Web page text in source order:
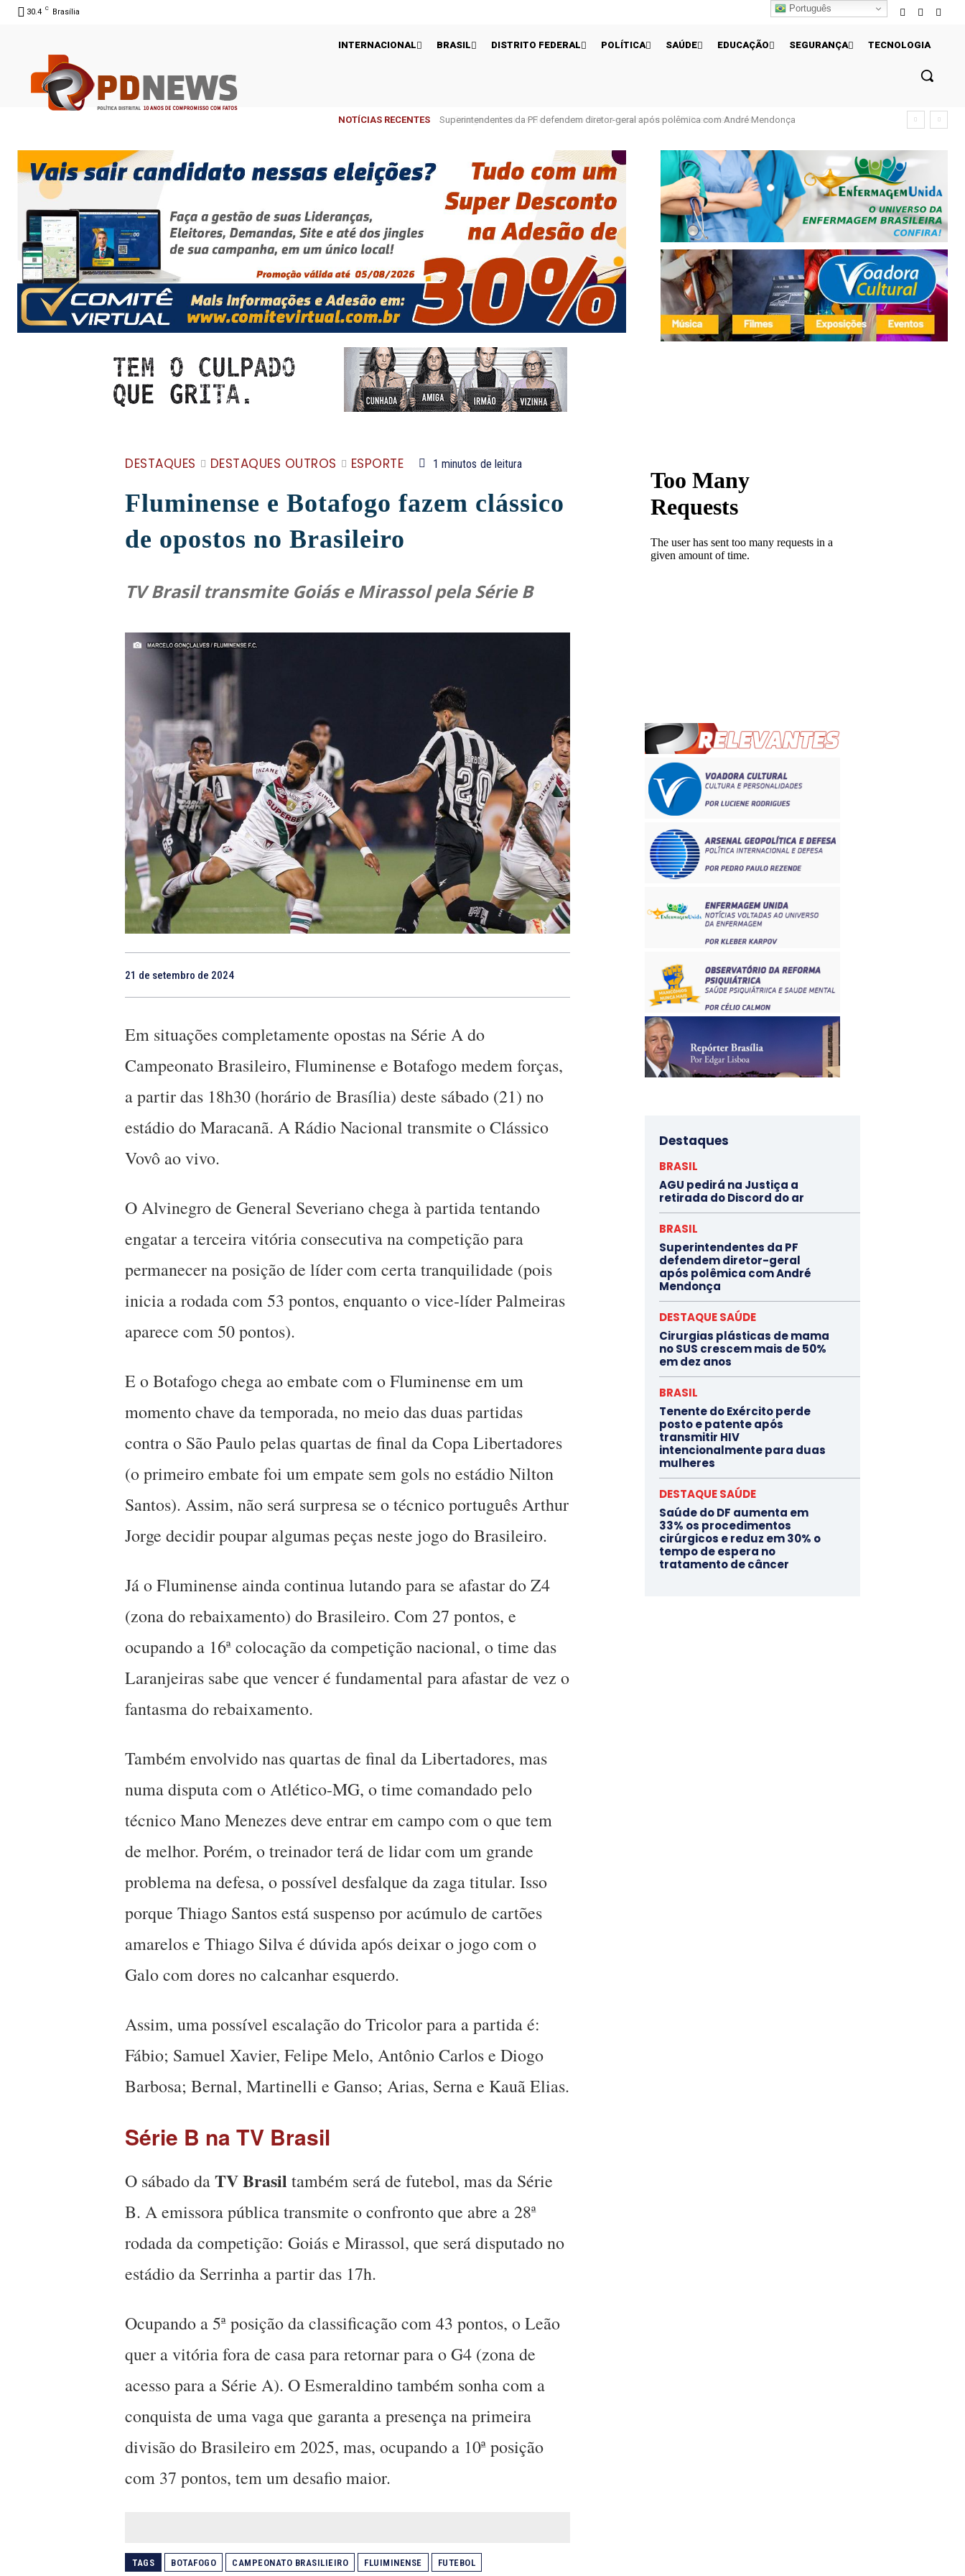
30.4 C Brasília
INTERNACIONAL BRASIL DISTRITO FEDERAL POLÍTICA SAÚDE EDUCAÇÃO SEGURANÇA TECNOLOGIA
NOTÍCIAS RECENTES Cirurgias plásticas de mama no SUS crescem mais de 50% em dez anos
DESTAQUES DESTAQUES OUTROS ESPORTE 1 minutos de leitura
Fluminense e Botafogo fazem clássico
de opostos no Brasileiro
TV Brasil transmite Goiás e Mirassol pela Série B
21 de setembro de 2024
Em situações completamente opostas na Série A do
Campeonato Brasileiro, Fluminense e Botafogo medem forças,
a partir das 18h30 (horário de Brasília) deste sábado (21) no
estádio do Maracanã. A Rádio Nacional transmite o Clássico
Vovô ao vivo.
O Alvinegro de General Severiano chega à partida tentando
engatar a terceira vitória consecutiva na competição para
permanecer na posição de líder com certa tranquilidade (pois
inicia a rodada com 53 pontos, enquanto o vice-líder Palmeiras
aparece com 50 pontos).
E o Botafogo chega ao embate com o Fluminense em um
momento chave da temporada, no meio das duas partidas
contra o São Paulo pelas quartas de final da Copa Libertadores
(o primeiro embate foi um empate sem gols no estádio Nilton
Santos). Assim, não será surpresa se o técnico português Arthur
Jorge decidir poupar algumas peças neste jogo do Brasileiro.
Já o Fluminense ainda continua lutando para se afastar do Z4
(zona do rebaixamento) do Brasileiro. Com 27 pontos, e
ocupando a 16ª colocação da competição nacional, o time das
Laranjeiras sabe que vencer é fundamental para afastar de vez o
fantasma do rebaixamento.
Também envolvido nas quartas de final da Libertadores, mas
numa disputa com o Atlético-MG, o time comandado pelo
técnico Mano Menezes deve entrar em campo com o que tem
de melhor. Porém, o treinador terá de lidar com um grande
problema na defesa, o possível desfalque da zaga titular. Isso
porque Thiago Santos está suspenso por acúmulo de cartões
amarelos e Thiago Silva é dúvida após deixar o jogo com o
Galo com dores no calcanhar esquerdo.
Assim, uma possível escalação do Tricolor para a partida é:
Fábio; Samuel Xavier, Felipe Melo, Antônio Carlos e Diogo
Barbosa; Bernal, Martinelli e Ganso; Arias, Serna e Kauã Elias.
Série B na TV Brasil
O sábado daTV Brasil também será de futebol, mas da Série
B. A emissora pública transmite o confronto que abre a 28ª
rodada da competição: Goiás e Mirassol, que será disputado no
estádio da Serrinha a partir das 17h.
Ocupando a 5ª posição da classificação com 43 pontos, o Leão
quer a vitória fora de casa para retornar para o G4 (zona de
acesso para a Série A). O Esmeraldino também sonha com a
conquista de uma vaga que garanta a presença na primeira
divisão do Brasileiro em 2025, mas, ocupando a 10ª posição
com 37 pontos, tem um desafio maior.
TAGS BOTAFOGO CAMPEONATO BRASILIEIRO FLUIMINENSE FUTEBOL
Destaques
BRASIL
AGU pedirá na Justiça a
retirada do Discord do ar
BRASIL
Superintendentes da PF
defendem diretor-geral
após polêmica com André
Mendonça
DESTAQUE SAÚDE
Cirurgias plásticas de mama
no SUS crescem mais de 50%
em dez anos
BRASIL
Tenente do Exército perde
posto e patente após
transmitir HIV
intencionalmente para duas
mulheres
DESTAQUE SAÚDE
Saúde do DF aumenta em
33% os procedimentos
cirúrgicos e reduz em 30% o
tempo de espera no
tratamento de câncer
Português